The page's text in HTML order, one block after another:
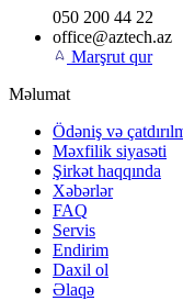
050 200 44 22
office@aztech.az
Marşrut qur
Məlumat
Ödəniş və
Məxfilik siyasəti
Şirkət haqqında
Xəbərlər
FAQ
Servis
Endirim
Daxil ol
Əlaqə